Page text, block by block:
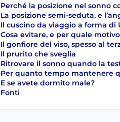
Perché la posizione nel sonno
La posizione semi-seduta, e
Il cuscino da viaggio a forma di
Cosa evitare, e per quale motivo
Il gonfiore del viso, spesso al
Il prurito che sveglia
Ritrovare il sonno quando la
Per quanto tempo mantenere
E se avete dormito male?
Fonti